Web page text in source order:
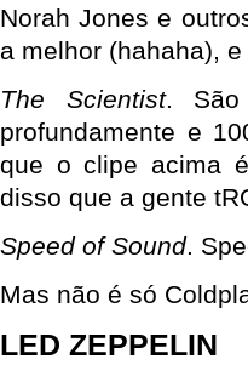
Norah Jones e
a melhor (hahaha),
The Scientist. São
profundamente e
que o clipe acima
disso que a gente
Speed of Sound.
Mas não é só
LED ZEPPELIN